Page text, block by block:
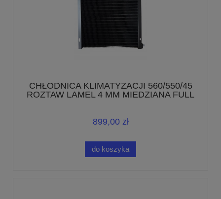
CHŁODNICA KLIMATYZACJI 560/550/45
ROZTAW LAMEL 4 MM MIEDZIANA FULL
899,00 zł
do koszyka